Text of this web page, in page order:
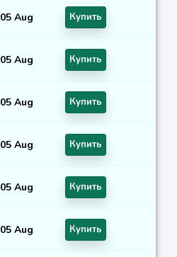
05 Aug Купить
05 Aug Купить
05 Aug Купить
05 Aug Купить
05 Aug Купить
05 Aug Купить